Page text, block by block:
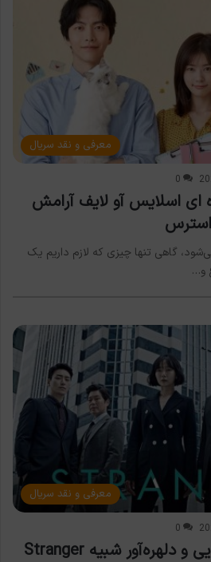
معرفی و نقد سریال
0
ای اسلایس آو لایف آرامش
گاهی تنها چیزی که لازم داریم یک
و…
معرفی و نقد سریال
0
۱۰ سریال کره‌ای معمایی و دلهره‌آور شبیه Stranger